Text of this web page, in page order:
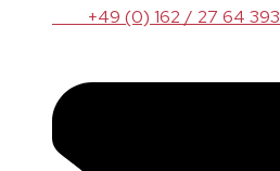
+49 (0) 162 / 27 64 393